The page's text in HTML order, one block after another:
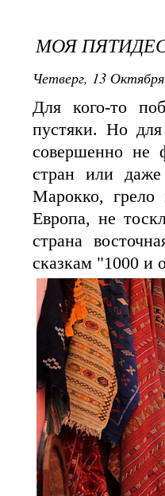
МОЯ
Четверг, 13
Для кого-то
пустяки. Но
совершенно не
стран или
Марокко, грело
Европа, не
страна
сказкам "1000 и